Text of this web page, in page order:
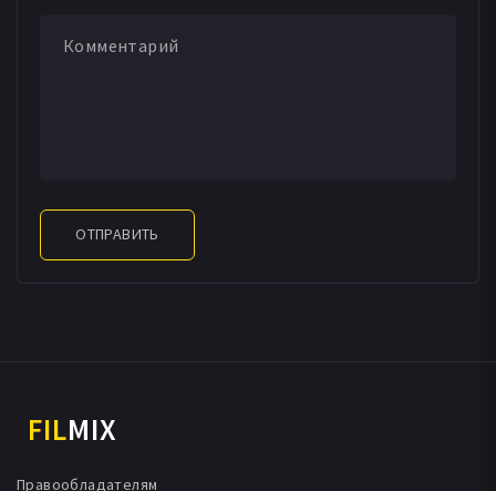
ОТПРАВИТЬ
FILMIX
Правообладателям